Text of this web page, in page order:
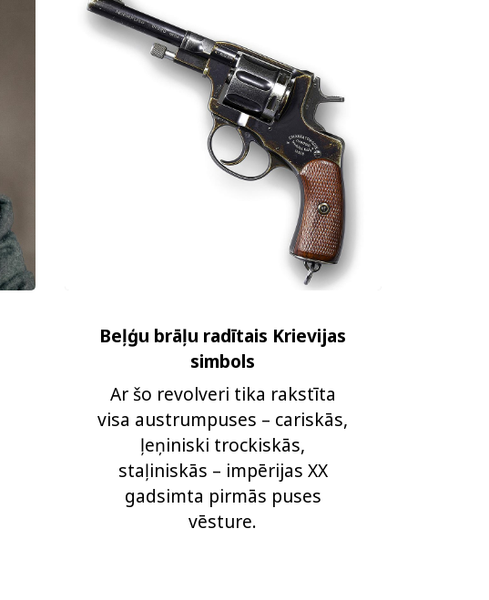
Beļģu brāļu radītais Krievijas
simbols
Ar šo revolveri tika rakstīta
visa austrumpuses – cariskās,
ļeņiniski trockiskās,
staļiniskās – impērijas XX
gadsimta pirmās puses
vēsture.